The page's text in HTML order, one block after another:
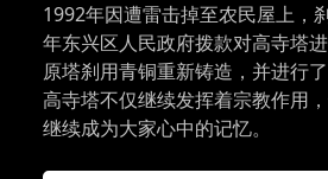
1992年因遭雷击掉至农民屋上，
年东兴区人民政府拨款对高寺塔
原塔刹用青铜重新铸造，并进行
高寺塔不仅继续发挥着宗教作用
继续成为大家心中的记忆。